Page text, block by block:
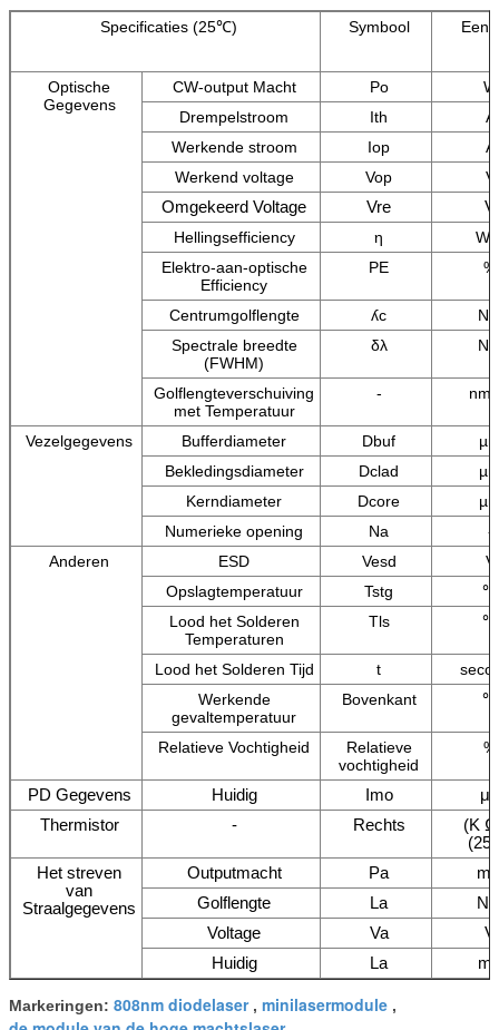
Specificaties (25℃) Symbool
Optische
Gegevens
CW-output Macht Po
W
Drempelstroom
Ith
A
Werkende stroom
Iop
A
Werkend voltage
Vop V
Omgekeerd Voltage Vre V
Hellingsefficiency η
W/
Elektro-aan-optische
Efficiency
PE %
Centrumgolflengte ʎc
Spectrale breedte
(FWHM)
δλ
Golflengteverschuiving
met Temperatuur
-
Vezelgegevens Bufferdiameter Dbuf
Bekledingsdiameter
Dclad
Kerndiameter
Dcore
Numerieke opening
Na
-
Anderen
ESD Vesd
V
Opslagtemperatuur
Tstg
℃
Lood het Solderen
Temperaturen
Tls ℃
Lood het Solderen Tijd t
Werkende
gevaltemperatuur
Bovenkant ℃
Relatieve Vochtigheid
Relatieve
vochtigheid
%
PD Gegevens Huidig Imo
Thermistor
- Rechts
(K
Het streven
van
Straalgegevens
Outputmacht Pa
Golflengte
La
Voltage
Va
V
Huidig
La
Markeringen: 808nm diodelaser, minilasermodule ,